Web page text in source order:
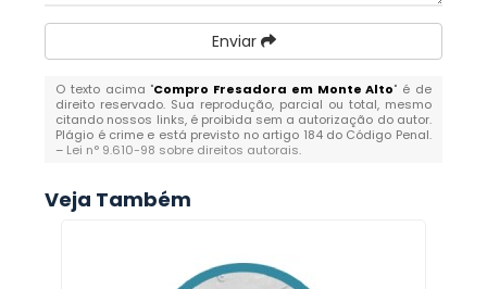
Enviar
O texto acima "Compro Fresadora em Monte Alto" é de
direito reservado. Sua reprodução, parcial ou total, mesmo
citando nossos links, é proibida sem a autorização do autor.
Plágio é crime e está previsto no artigo 184 do Código Penal.
– Lei n° 9.610-98 sobre direitos autorais.
Veja Também